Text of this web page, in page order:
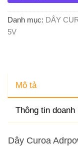
Danh mục: DÂY
5V
Mô tả
Thông tin doanh
Dây Curoa